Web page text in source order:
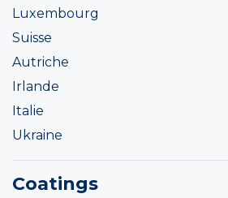
Luxembourg
Suisse
Autriche
Irlande
Italie
Ukraine
Coatings